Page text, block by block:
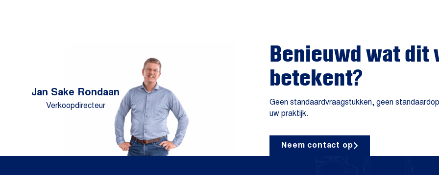
Benieuwd wat
betekent?
Geen standaardvraagstukken, geen
uw praktijk.
Neem contact op
Jan Sake Rondaan
Verkoopdirecteur